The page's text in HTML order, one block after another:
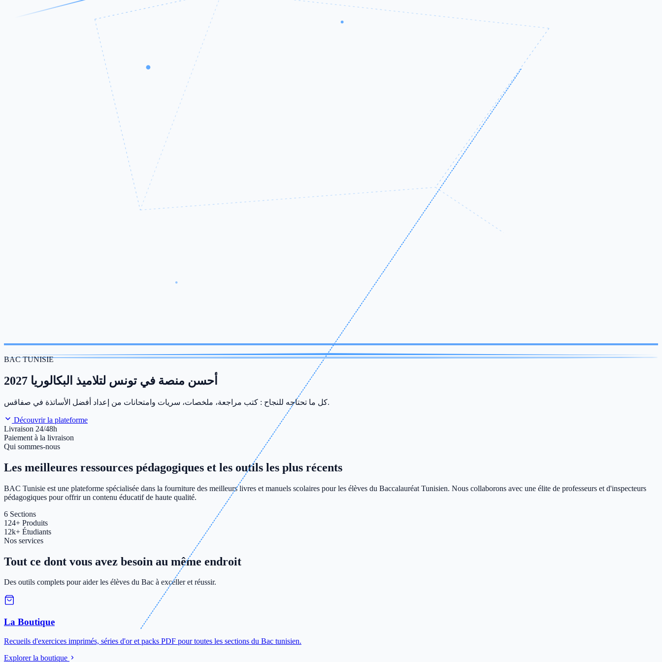
BAC TUNISIE
أحسن منصة في تونس لتلاميذ البكالوريا 2027
كل ما تحتاجه للنجاح : كتب مراجعة، ملخصات، سريات وامتحانات من إعداد أفضل الأساتذة في صفاقس.
Découvrir la plateforme
Livraison 24/48h
Paiement à la livraison
Qui sommes-nous
Les meilleures ressources pédagogiques et les outils les plus récents
BAC Tunisie est une plateforme spécialisée dans la fourniture des meilleurs livres et manuels scolaires pour les élèves du Baccalauréat Tunisien. Nous collaborons avec une élite de professeurs et d'inspecteurs
pédagogiques pour offrir un contenu éducatif de haute qualité.
6 Sections
124+ Produits
12k+ Étudiants
Nos services
Tout ce dont vous avez besoin au même endroit
Des outils complets pour aider les élèves du Bac à exceller et réussir.
La Boutique
Recueils d'exercices imprimés, séries d'or et packs PDF pour toutes les sections du Bac tunisien.
Explorer la boutique